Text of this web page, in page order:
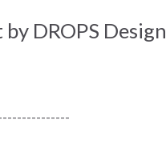
DROPS Design